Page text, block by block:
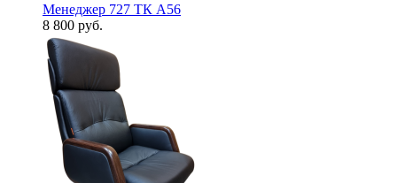
Менеджер 727 ТК А56
8 800 руб.